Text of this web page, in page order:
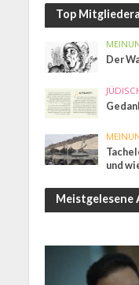
Top
Der
und
Meistgelesene